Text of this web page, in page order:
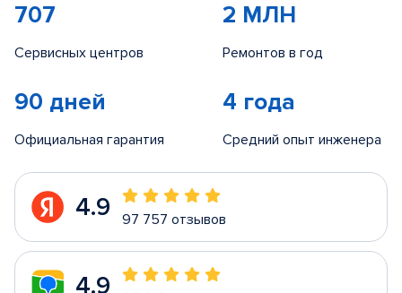
707
Сервисных центров
2 МЛН
Ремонтов в год
90 дней
Официальная гарантия
4 года
Средний опыт инженера
4.9 97 757 отзывов
4.9